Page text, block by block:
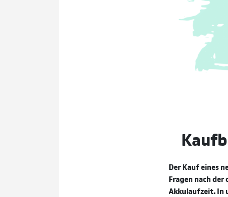
Der Kauf eines
Fragen nach
Akkulaufzeit. In